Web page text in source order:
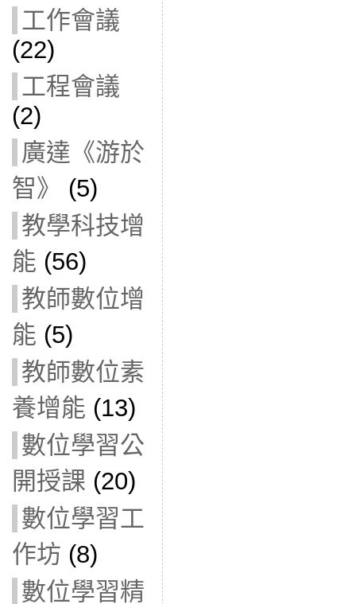
工作會議
(22)
工程會議
(2)
廣達《游於
智》
(5)
教學科技增
能 (56)
教師數位增
能 (5)
教師數位素
養增能 (13)
數位學習公
開授課 (20)
數位學習工
作坊 (8)
數位學習精